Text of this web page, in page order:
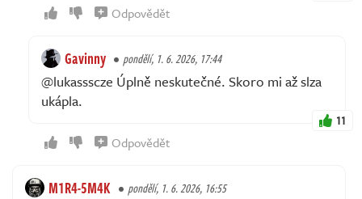
Odpovědět
Gavinny pondělí, 1. 6. 2026, 17:44
@lukassscze Úplně neskutečné. Skoro mi až slza
ukápla.
11
Odpovědět
M1R4-5M4K pondělí, 1. 6. 2026, 16:55